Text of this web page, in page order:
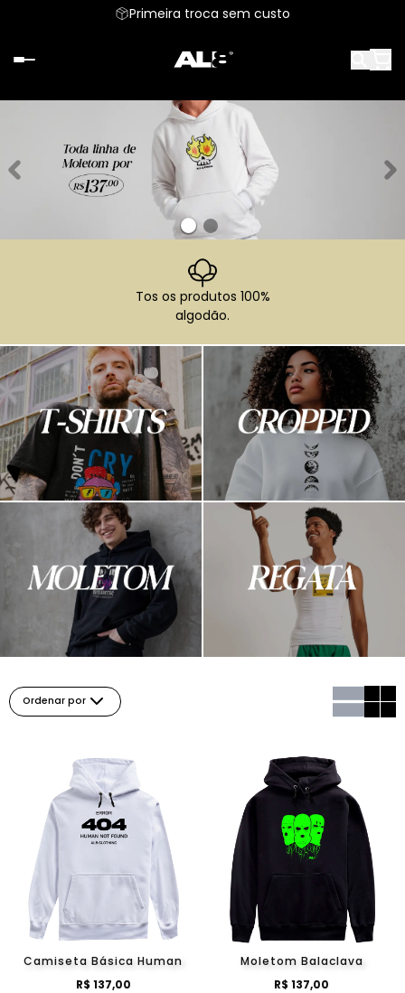
Primeira troca sem custo
Tos os produtos 100%
algodão.
Ordenar por
Camiseta Básica Human
R$ 137,00
Moletom Balaclava
R$ 137,00